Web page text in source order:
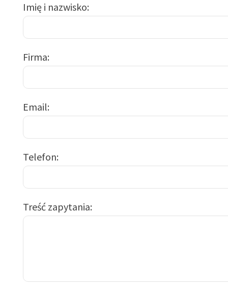
Imię i nazwisko
Firma
Email
Telefon
Treść zapytania